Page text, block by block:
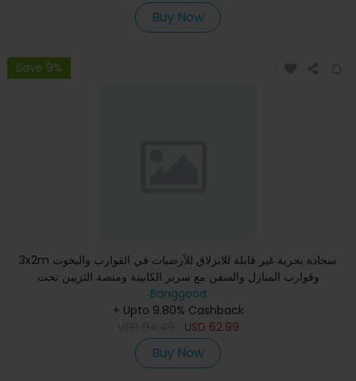
Buy Now
Save 9%
3x2m سجادة بحرية غير قابلة للانزلاق للأرضيات في القوارب واليخوت
وقوارب المنازل والسفن مع سرير الكابينة ومنصة التزيين تحت
Banggood
+ Upto 9.80% Cashback
USD 62.99
Buy Now